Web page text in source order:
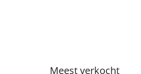
Meest verkocht